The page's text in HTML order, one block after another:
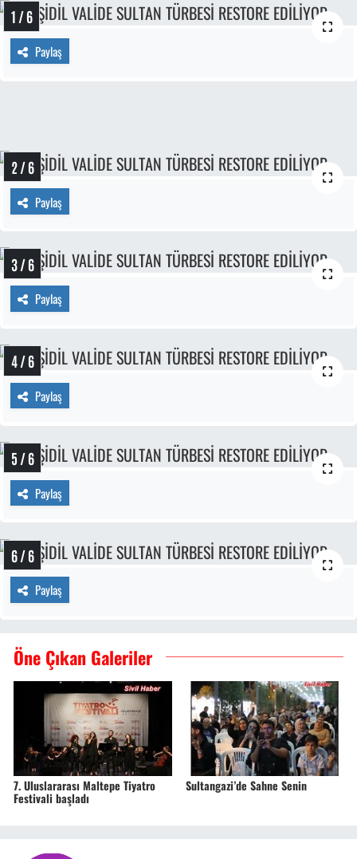
1 / 6
Paylaş
2 / 6
Paylaş
3 / 6
Paylaş
4 / 6
Paylaş
5 / 6
Paylaş
6 / 6
Paylaş
Öne Çıkan Galeriler
7. Uluslararası Maltepe Tiyatro
Festivali başladı
Sultangazi’de Sahne Senin